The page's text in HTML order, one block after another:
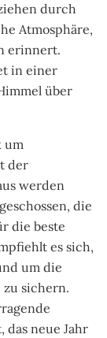
durch
Atmosphäre,
erinnert.
in einer
über
um
der
werden
die
die beste
es sich,
um die
zu sichern.
das neue Jahr